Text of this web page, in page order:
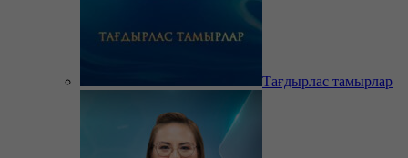
Тағдырлас тамырлар